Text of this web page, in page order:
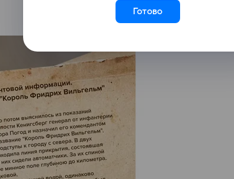
Готово